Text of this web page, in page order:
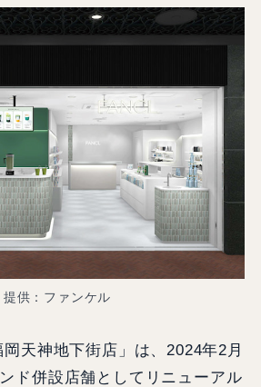
提供：ファンケル
天神地下街店」は、2024年2月
ド併設店舗としてリニューアル